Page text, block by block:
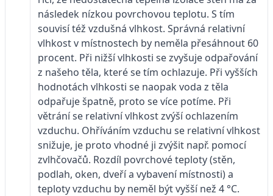
následek nízkou povrchovou teplotu. S tím
souvisí též vzdušná vlhkost. Správná relativní
vlhkost v místnostech by neměla přesáhnout 60
procent. Při nižší vlhkosti se zvyšuje odpařování
z našeho těla, které se tím ochlazuje. Při vyšších
hodnotách vlhkosti se naopak voda z těla
odpařuje špatně, proto se více potíme. Při
větrání se relativní vlhkost zvýší ochlazením
vzduchu. Ohříváním vzduchu se relativní vlhkost
snižuje, je proto vhodné ji zvýšit např. pomocí
zvlhčovačů. Rozdíl povrchové teploty (stěn,
podlah, oken, dveří a vybavení místnosti) a
teploty vzduchu by neměl být vyšší než 4 °C.